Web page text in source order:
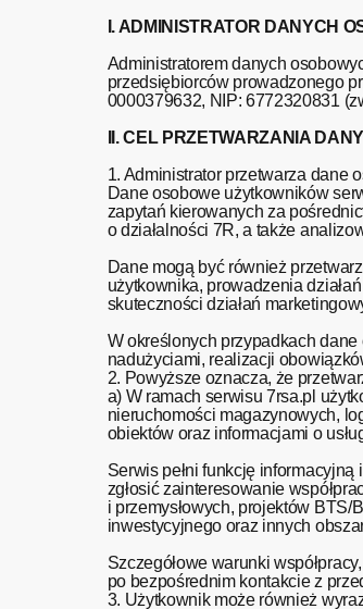
I. ADMINISTRATOR DANYCH
Administratorem danych
przedsiębiorców prowadzonego
0000379632, NIP: 6772320831
II. CEL PRZETWARZANIA
1. Administrator przetwarza dane
Dane osobowe użytkowników
zapytań kierowanych za
o działalności 7R, a także
Dane mogą być również
użytkownika, prowadzenia
skuteczności działań
W określonych przypadkach
nadużyciami, realizacji
2. Powyższe oznacza, że
a) W ramach serwisu 7rsa.pl
nieruchomości magazynowych,
obiektów oraz informacjami o
Serwis pełni funkcję
zgłosić zainteresowanie
i przemysłowych, projektów BTS/
inwestycyjnego oraz innych
Szczegółowe warunki
po bezpośrednim kontakcie z
3. Użytkownik może również